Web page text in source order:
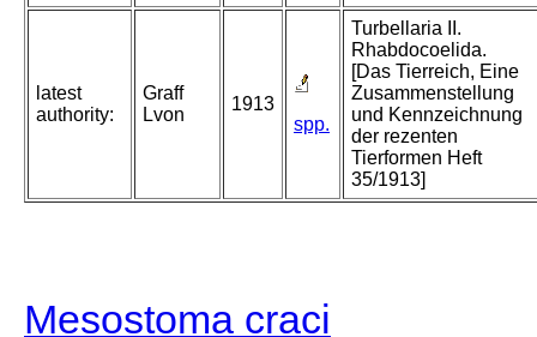
latest
authority:
Graff
Lvon
1913
spp.
Turbellaria II.
Rhabdocoelida.
[Das Tierreich, Eine
Zusammenstellung
und Kennzeichnung
der rezenten
Tierformen Heft
35/1913]
Mesostoma craci